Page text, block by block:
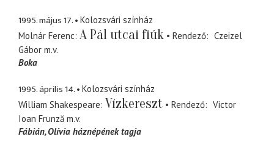
1995. május 17.
Kolozsvári színház
Molnár Ferenc A Pál utcai fiúk Rendező
Czeizel
Gábor m.v.
Boka
1995. április 14.
Kolozsvári színház
William Shakespeare Vízkereszt Rendező
Victor
Ioan Frunză m.v.
Fábián Olívia háznépének tagja